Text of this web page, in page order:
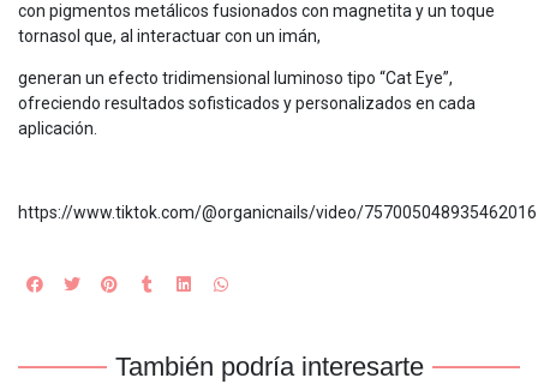
con pigmentos metálicos fusionados con magnetita y un toque
tornasol que, al interactuar con un imán,
generan un efecto tridimensional luminoso tipo “Cat Eye”,
ofreciendo resultados sofisticados y personalizados en cada
aplicación.
https://www.tiktok.com/@organicnails/video/
También podría interesarte